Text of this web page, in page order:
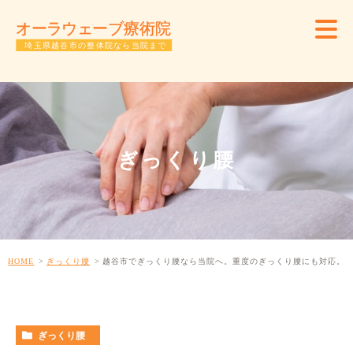
ぎっくり腰
HOME ぎっくり腰 越谷市でぎっくり腰なら当院へ。重度のぎっくり腰にも対応。
ぎっくり腰